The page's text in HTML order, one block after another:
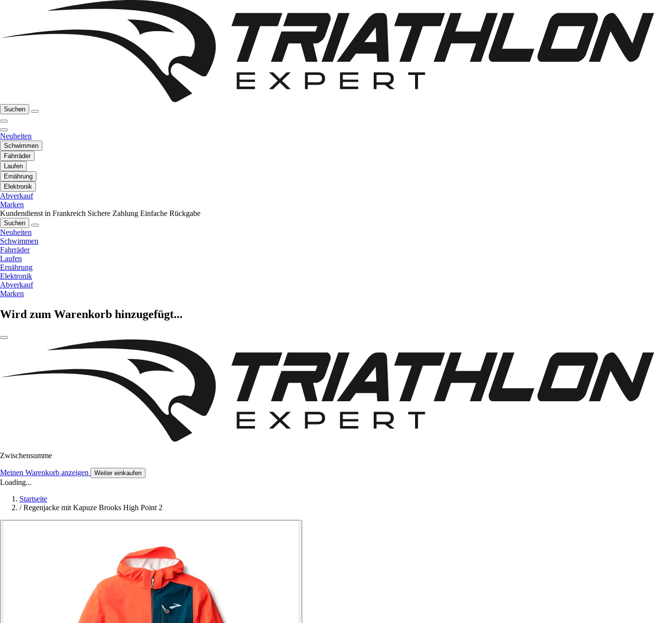
Suchen
Neuheiten
Schwimmen
Fahrräder
Laufen
Ernährung
Elektronik
Abverkauf
Marken
Kundendienst in Frankreich Sichere Zahlung Einfache Rückgabe
Suchen
Neuheiten
Schwimmen
Fahrräder
Laufen
Ernährung
Elektronik
Abverkauf
Marken
Wird zum Warenkorb hinzugefügt...
Zwischensumme
Meinen Warenkorb anzeigen Weiter einkaufen
Loading...
Startseite
/ Regenjacke mit Kapuze Brooks High Point 2